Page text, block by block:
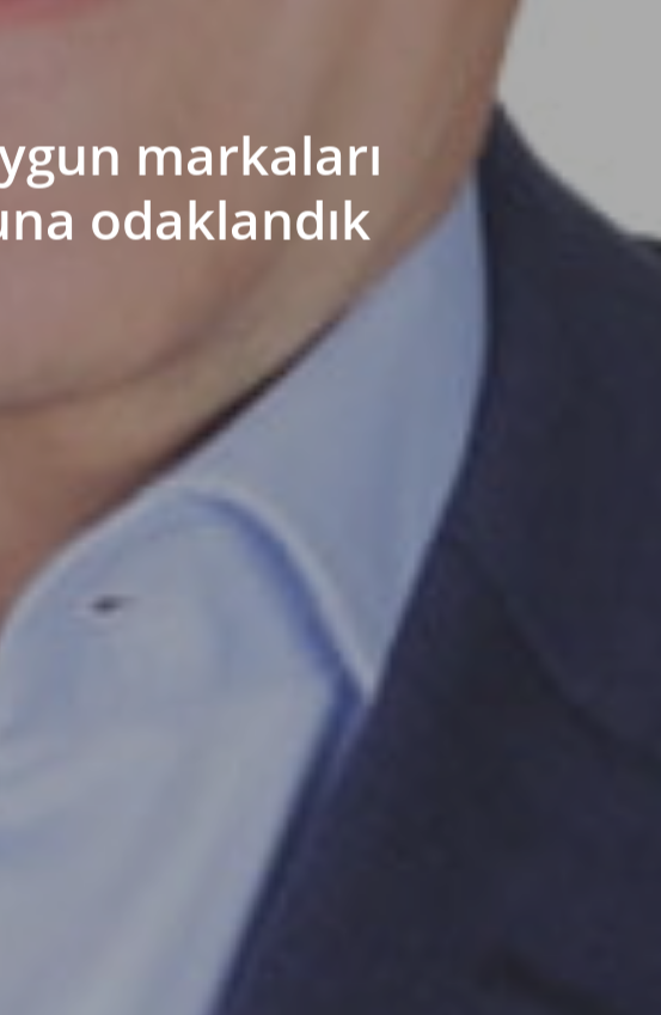
markaları
odaklandık